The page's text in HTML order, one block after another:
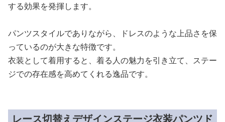
する効果を発揮します。
パンツスタイルでありながら、ドレスのような上品さを保
っているのが大きな特徴です。
衣装として着用すると、着る人の魅力を引き立て、ステー
ジでの存在感を高めてくれる逸品です。
レース切替えデザインステージ衣装パンツド